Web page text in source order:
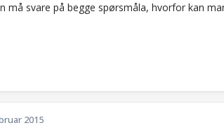
må svare på begge spørsmåla, hvorfor kan
2015